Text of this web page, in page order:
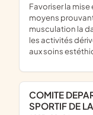
favoriser la mise en forme du corps humain par tous les
moyens
musculation la
les activités
aux soins
COMITE DEPARTEMENTAL OLYMPIQUE ET
SPORTIF DE